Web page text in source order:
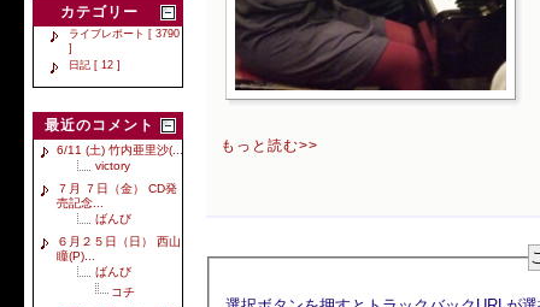
カテゴリー
ライブレポート [ 3790
]
日記 [ 12 ]
最近のコメント
6/11 (土) 竹内亜里沙(...
victory
７月 ７日（金） CD発
売記念...
ばんび
６月２５日（日） 西山
瞳(P)...
ばんび
コチ
もっと読む>>